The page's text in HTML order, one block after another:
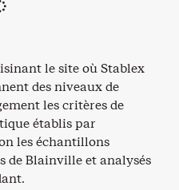
le site où Stablex
des niveaux de
les critères de
établis par
les échantillons
de Blainville et analysés